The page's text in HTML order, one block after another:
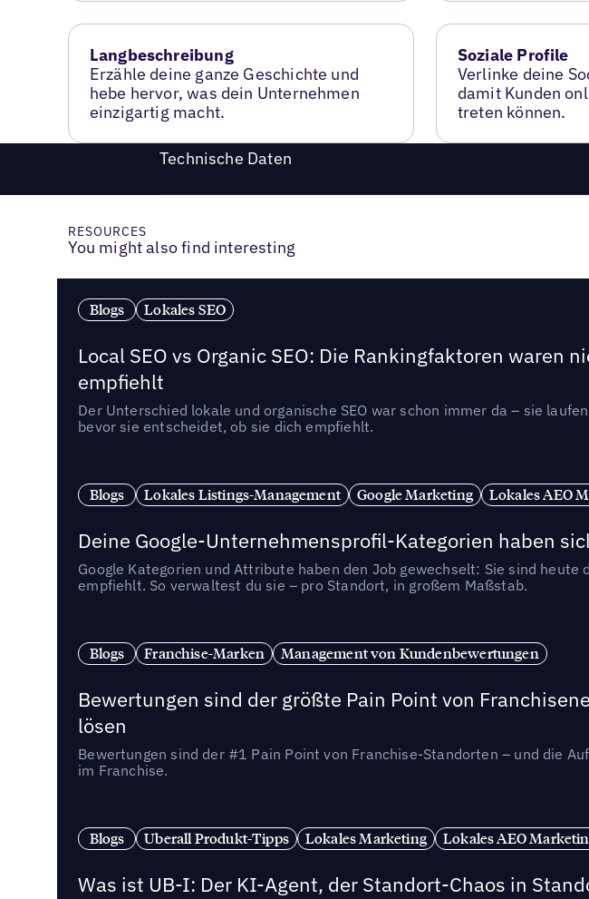
Langbeschreibung
Erzähle deine ganze Geschichte und
hebe hervor, was dein Unternehmen
einzigartig macht.
Soziale Profile
Verlinke deine
damit Kunden
treten können.
Technische Daten
RESOURCES
You might also find interesting
Blogs Lokales SEO
Local SEO vs Organic SEO: Die Rankingfaktoren
empfiehlt
Der Unterschied lokale und organische SEO war schon immer da – sie
bevor sie entscheidet, ob sie dich empfiehlt.
Blogs Lokales Listings-Management Google Marketing Lokales AEO
Deine Google-Unternehmensprofil-Kategorien haben
Google Kategorien und Attribute haben den Job gewechselt: Sie sind
empfiehlt. So verwaltest du sie – pro Standort, in großem Maßstab.
Blogs Franchise-Marken Management von Kundenbewertungen
Bewertungen sind der größte Pain Point von
lösen
Bewertungen sind der #1 Pain Point von Franchise-Standorten – und die
im Franchise.
Blogs Uberall Produkt-Tipps Lokales Marketing Lokales AEO
Was ist UB-I: Der KI-Agent, der Standort-Chaos in